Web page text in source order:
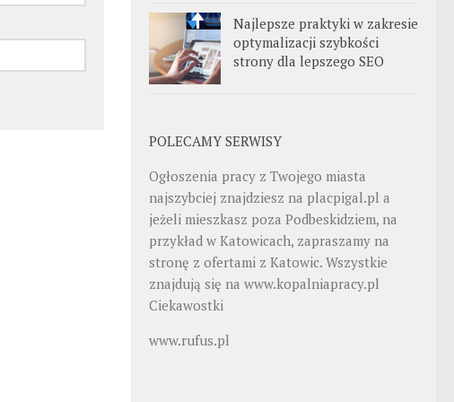
Najlepsze praktyki w zakresie
optymalizacji szybkości
strony dla lepszego SEO
POLECAMY SERWISY
Ogłoszenia pracy z Twojego miasta
najszybciej znajdziesz na placpigal.pl a
jeżeli mieszkasz poza Podbeskidziem, na
przykład w Katowicach, zapraszamy na
stronę z ofertami z Katowic. Wszystkie
znajdują się na www.kopalniapracy.pl
Ciekawostki
www.rufus.pl